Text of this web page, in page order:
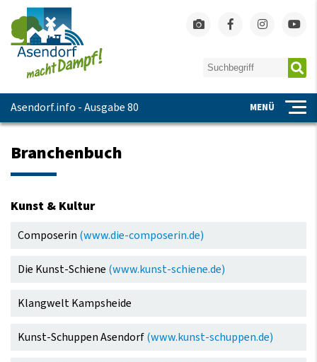
Asendorf.info - Ausgabe 80 MENÜ
Branchenbuch
Kunst & Kultur
Navigation
überspringen
Composerin (www.die-composerin.de)
Die Kunst-Schiene (www.kunst-schiene.de)
Klangwelt Kampsheide
Kunst-Schuppen Asendorf(www.kunst-schuppen.de)